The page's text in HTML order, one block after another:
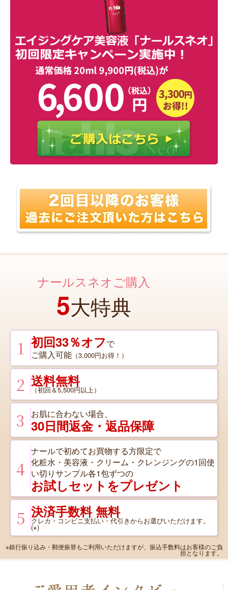
ナールスネオご購入
5大特典
1 初回33％オフで
ご購入可能 （3,000円お得！）
2 送料無料
（初回＆5,500円以上）
3 お肌に合わない場合、
30日間返金・返品保障
4
ナールで初めてお買物する方限定で
化粧水・美容液・クリーム・クレンジングの1回使
い切りサンプル各1包ずつの
お試しセットをプレゼント
5 決済手数料 無料
クレカ・コンビニ支払い・代引きからお選びいただけます。
(※)
※銀行振り込み・郵便振替もご利用いただけますが、振込手数料はお客様のご負
担となります。